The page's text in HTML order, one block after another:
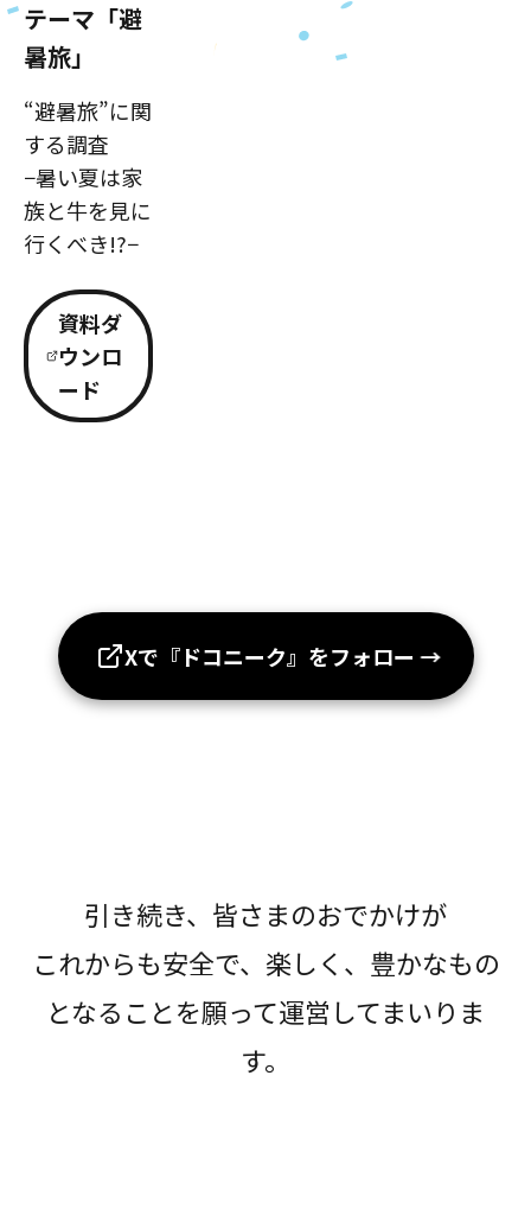
テーマ「避
暑旅」
“避暑旅”に関
する調査
−暑い夏は家
族と牛を見に
行くべき!?−
資料ダ
ウンロ
ード
Xで『ドコニーク』をフォロー →
引き続き、皆さまのおでかけが
これからも安全で、楽しく、豊かなもの
となることを願って運営してまいりま
す。